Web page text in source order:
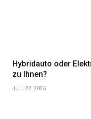
Hybridauto oder
zu Ihnen?
JULI 22, 2026